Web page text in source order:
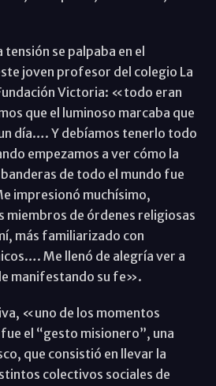
tensión se palpaba en el
joven profesor del colegio La
Victoria: «todo eran
que el luminoso marcaba que
día…. Y debíamos tenerlo todo
empezamos a ver cómo la
de todo el mundo fue
impresionó muchísimo,
miembros de órdenes religiosas
más familiarizado con
Me llenó de alegría ver a
manifestando su fe».
«uno de los momentos
el “gesto misionero”, una
que consistió en llevar la
colectivos sociales de